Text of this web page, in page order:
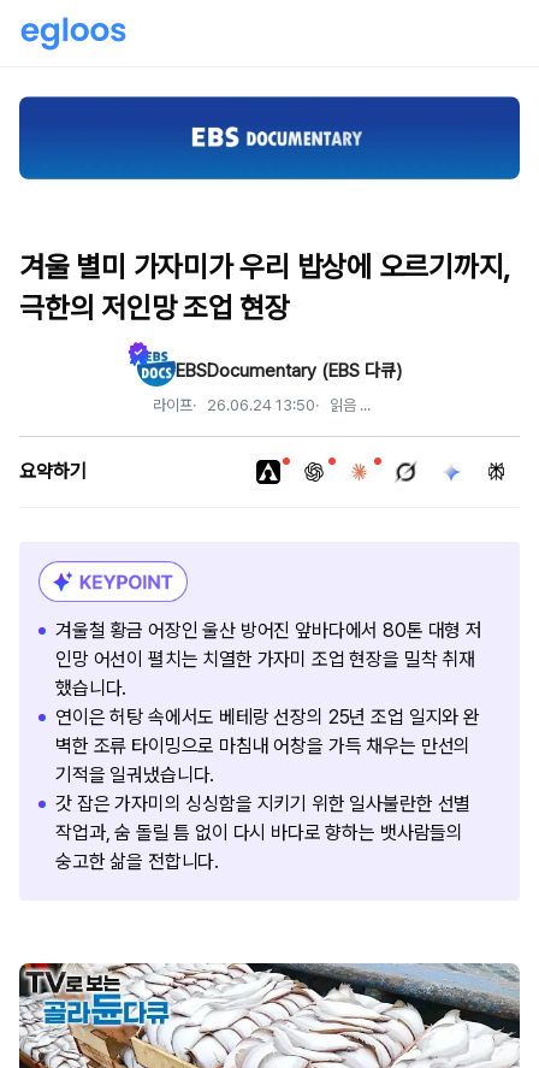
겨울 별미 가자미가 우리 밥상에 오르기까지,
극한의 저인망 조업 현장
EBSDocumentary (EBS 다큐)
라이프 26.06.24 13:50 읽음 ...
요약하기
겨울철 황금 어장인 울산 방어진 앞바다에서 80톤 대형 저
인망 어선이 펼치는 치열한 가자미 조업 현장을 밀착 취재
했습니다.
연이은 허탕 속에서도 베테랑 선장의 25년 조업 일지와 완
벽한 조류 타이밍으로 마침내 어창을 가득 채우는 만선의
기적을 일궈냈습니다.
갓 잡은 가자미의 싱싱함을 지키기 위한 일사불란한 선별
작업과, 숨 돌릴 틈 없이 다시 바다로 향하는 뱃사람들의
숭고한 삶을 전합니다.